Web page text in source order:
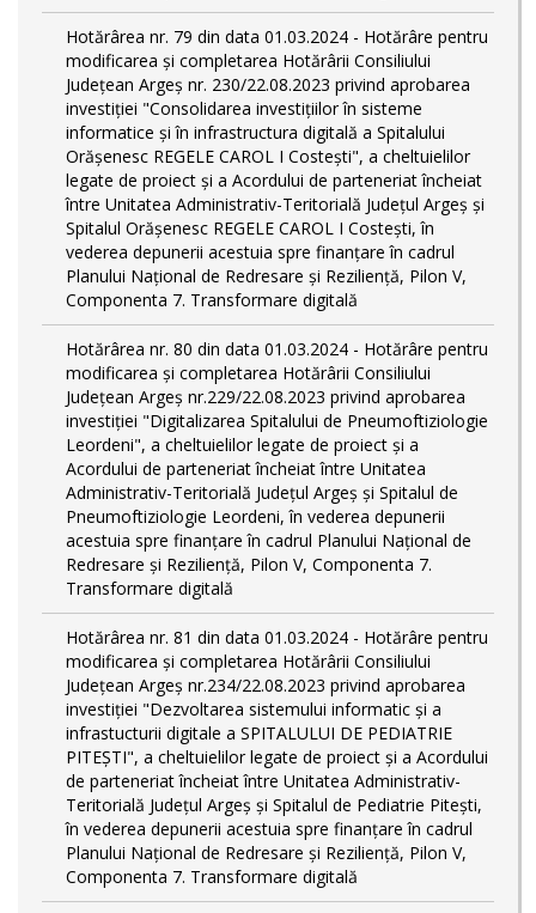
Hotărârea nr. 79 din data 01.03.2024 - Hotărâre pentru
modificarea și completarea Hotărârii Consiliului
Județean Argeș nr. 230/22.08.2023 privind aprobarea
investiției "Consolidarea investițiilor în sisteme
informatice și în infrastructura digitală a Spitalului
Orășenesc REGELE CAROL I Costești", a cheltuielilor
legate de proiect și a Acordului de parteneriat încheiat
între Unitatea Administrativ-Teritorială Județul Argeș și
Spitalul Orășenesc REGELE CAROL I Costești, în
vederea depunerii acestuia spre finanțare în cadrul
Planului Național de Redresare și Reziliență, Pilon V,
Componenta 7. Transformare digitală
Hotărârea nr. 80 din data 01.03.2024 - Hotărâre pentru
modificarea și completarea Hotărârii Consiliului
Județean Argeș nr.229/22.08.2023 privind aprobarea
investiției "Digitalizarea Spitalului de Pneumoftiziologie
Leordeni", a cheltuielilor legate de proiect și a
Acordului de parteneriat încheiat între Unitatea
Administrativ-Teritorială Județul Argeș și Spitalul de
Pneumoftiziologie Leordeni, în vederea depunerii
acestuia spre finanțare în cadrul Planului Național de
Redresare și Reziliență, Pilon V, Componenta 7.
Transformare digitală
Hotărârea nr. 81 din data 01.03.2024 - Hotărâre pentru
modificarea și completarea Hotărârii Consiliului
Județean Argeș nr.234/22.08.2023 privind aprobarea
investiției "Dezvoltarea sistemului informatic și a
infrastucturii digitale a SPITALULUI DE PEDIATRIE
PITEŞTI", a cheltuielilor legate de proiect și a Acordului
de parteneriat încheiat între Unitatea Administrativ-
Teritorială Județul Argeș și Spitalul de Pediatrie Pitești,
în vederea depunerii acestuia spre finanțare în cadrul
Planului Național de Redresare și Reziliență, Pilon V,
Componenta 7. Transformare digitală